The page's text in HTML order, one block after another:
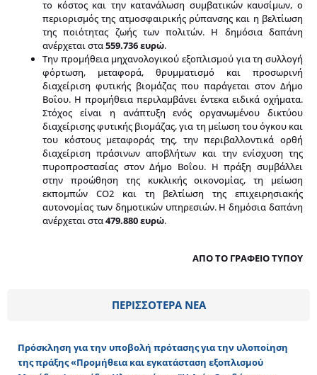
το κόστος και την κατανάλωση συμβατικών καυσίμων, ο
περιορισμός της ατμοσφαιρικής ρύπανσης και η βελτίωση
της ποιότητας ζωής των πολιτών. Η δημόσια δαπάνη
ανέρχεται στα559.736 ευρώ.
Την προμήθεια μηχανολογικού εξοπλισμού για τη συλλογή
φόρτωση, μεταφορά, θρυμματισμό και προσωρινή
διαχείριση φυτικής βιομάζας που παράγεται στον Δήμο
Βοΐου. Η προμήθεια περιλαμβάνει έντεκα ειδικά οχήματα.
Στόχος είναι η ανάπτυξη ενός οργανωμένου δικτύου
διαχείρισης φυτικής βιομάζας, για τη μείωση του όγκου και
του κόστους μεταφοράς της, την περιβαλλοντικά ορθή
διαχείριση πράσινων αποβλήτων και την ενίσχυση της
πυροπροστασίας στον Δήμο Βοΐου. Η πράξη συμβάλλει
στην προώθηση της κυκλικής οικονομίας, τη μείωση
εκπομπών CO2 και τη βελτίωση της επιχειρησιακής
αυτονομίας των δημοτικών υπηρεσιών. Η δημόσια δαπάνη
ανέρχεται στα479.880 ευρώ.
ΑΠΟ ΤΟ ΓΡΑΦΕΙΟ ΤΥΠΟΥ
ΠΕΡΙΣΣΟΤΕΡΑ ΝΕΑ
Πρόσκληση για την υποβολή πρότασης για την υλοποίηση
της πράξης «Προμήθεια και εγκατάσταση εξοπλισμού